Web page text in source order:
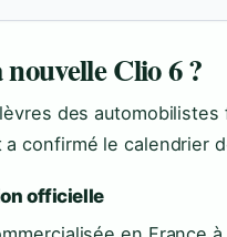
Clio 6 ?
des
a confirmé le calendrier
officielle